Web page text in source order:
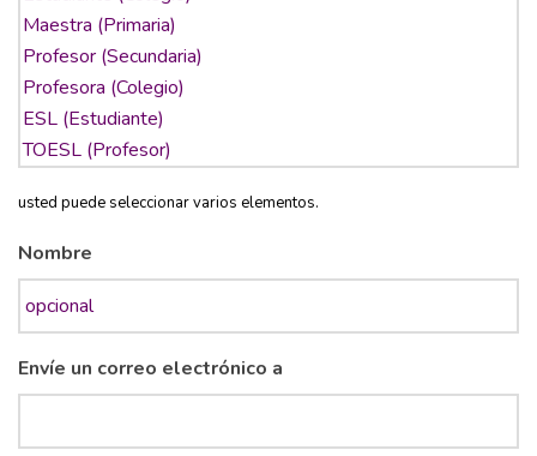
usted puede seleccionar varios elementos.
Nombre
Envíe un correo electrónico a